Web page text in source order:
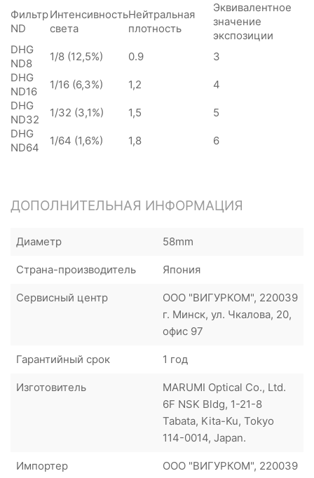
Фильтр
ND
Интенсивность
света
Нейтральная
плотность
Эквивалентное
значение
экспозиции
DHG
ND8
1/8 (12,5%) 0.9
3
DHG
ND16
1/16 (6,3%) 1,2
4
DHG
ND32
1/32 (3,1%) 1,5
5
DHG
ND64
1/64 (1,6%) 1,8 6
ДОПОЛНИТЕЛЬНАЯ ИНФОРМАЦИЯ
Диаметр 58mm
Страна-производитель Япония
Сервисный центр
ООО "ВИГУРКОМ", 220039
г. Минск, ул. Чкалова, 20,
офис 97
Гарантийный срок 1 год
Изготовитель
MARUMI Optical Co., Ltd.
6F NSK Bldg, 1-21-8
Tabata, Kita-Ku, Tokyo
114-0014, Japan.
Импортер
ООО "ВИГУРКОМ", 220039